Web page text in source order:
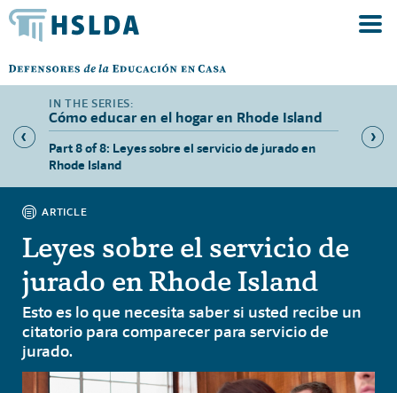
Cómo educar en el hogar en Rhode Island
de
Part 8 of 8: Leyes sobre el servicio de jurado en
Rhode Island
Part 1
ARTICLE
Leyes sobre el servicio de
jurado en Rhode Island
Esto es lo que necesita saber si usted recibe un
citatorio para comparecer para servicio de
jurado.